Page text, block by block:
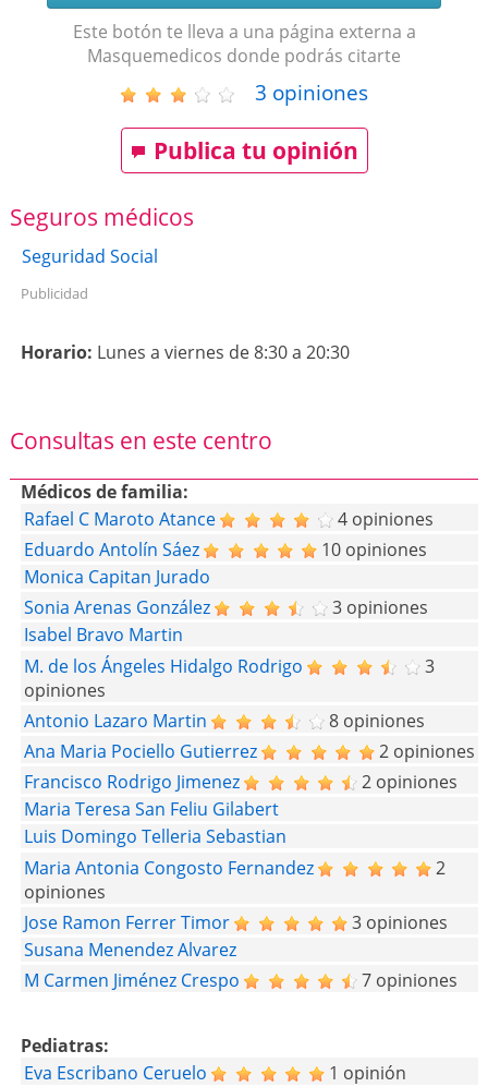
Este botón te lleva a una página externa a
Masquemedicos donde podrás citarte
3 opiniones
Publica tu opinión
Seguros médicos
Seguridad Social
Publicidad
Horario: Lunes a viernes de 8:30 a 20:30
Consultas en este centro
Médicos de familia:
Rafael C Maroto Atance
4 opiniones
Eduardo Antolín Sáez
10 opiniones
Monica Capitan Jurado
Sonia Arenas González
3 opiniones
Isabel Bravo Martin
M. de los Ángeles Hidalgo Rodrigo
3
opiniones
Antonio Lazaro Martin
8 opiniones
Ana Maria Pociello Gutierrez
2 opiniones
Francisco Rodrigo Jimenez
2 opiniones
Maria Teresa San Feliu Gilabert
Luis Domingo Telleria Sebastian
Maria Antonia Congosto Fernandez
2
opiniones
Jose Ramon Ferrer Timor
3 opiniones
Susana Menendez Alvarez
M Carmen Jiménez Crespo
7 opiniones
Pediatras:
Eva Escribano Ceruelo
1 opinión